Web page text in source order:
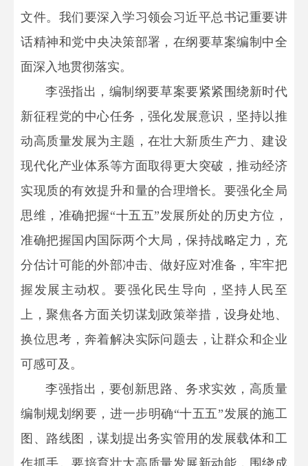
文件。我们要深入学习领会习近平总书记重要讲
话精神和党中央决策部署，在纲要草案编制中全
面深入地贯彻落实。
李强指出，编制纲要草案要紧紧围绕新时代
新征程党的中心任务，强化发展意识，坚持以推
动高质量发展为主题，在壮大新质生产力、建设
现代化产业体系等方面取得更大突破，推动经济
实现质的有效提升和量的合理增长。要强化全局
思维，准确把握“十五五”发展所处的历史方位，
准确把握国内国际两个大局，保持战略定力，充
分估计可能的外部冲击、做好应对准备，牢牢把
握发展主动权。要强化民生导向，坚持人民至
上，聚焦各方面关切谋划政策举措，设身处地、
换位思考，奔着解决实际问题去，让群众和企业
可感可及。
李强指出，要创新思路、务求实效，高质量
编制规划纲要，进一步明确“十五五”发展的施工
图、路线图，谋划提出务实管用的发展载体和工
作抓手。要培育壮大高质量发展新动能，围绕成